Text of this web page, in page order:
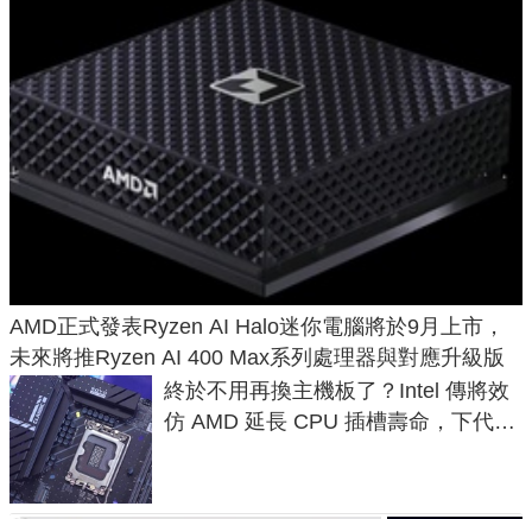
AMD正式發表Ryzen AI Halo迷你電腦將於9月上市，
未來將推Ryzen AI 400 Max系列處理器與對應升級版
終於不用再換主機板了？Intel 傳將效
仿 AMD 延長 CPU 插槽壽命，下代